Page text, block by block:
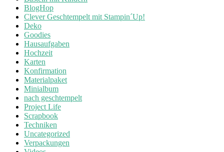
BlogHop
Clever Geschtempelt mit Stampin´Up!
Deko
Goodies
Hausaufgaben
Hochzeit
Karten
Konfirmation
Materialpaket
Minialbum
nach geschtempelt
Project Life
Scrapbook
Techniken
Uncategorized
Verpackungen